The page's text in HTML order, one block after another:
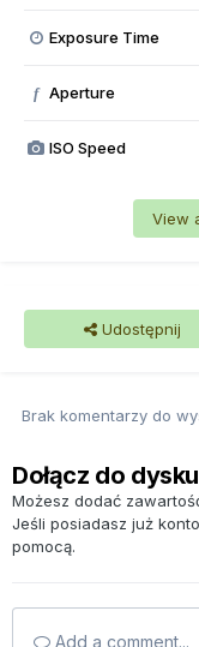
Exposure Time
f Aperture
ISO Speed
View
Udostępnij
Brak komentarzy do
Dołącz do
Możesz dodać
Jeśli posiadasz już
pomocą.
Add a comment...